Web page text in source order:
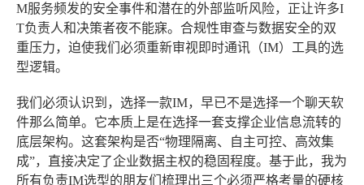
M服务频发的安全事件和潜在的外部监听风险，正让许多I
T负责人和决策者夜不能寐。合规性审查与数据安全的双
重压力，迫使我们必须重新审视即时通讯（IM）工具的选
型逻辑。
我们必须认识到，选择一款IM，早已不是选择一个聊天软
件那么简单。它本质上是在选择一套支撑企业信息流转的
底层架构。这套架构是否“物理隔离、自主可控、高效集
成”，直接决定了企业数据主权的稳固程度。基于此，我为
所有负责IM选型的朋友们梳理出三个必须严格考量的硬核